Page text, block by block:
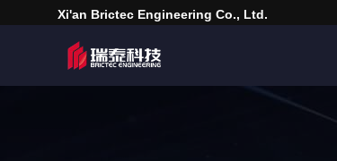
Xi'an Brictec Engineering Co., Ltd.